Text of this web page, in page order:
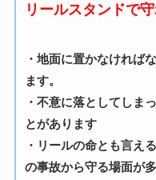
リールスタンドで
・地面に置かなければ
ます。
・不意に落としてしま
とがあります
・リールの命とも言え
の事故から守る場面が